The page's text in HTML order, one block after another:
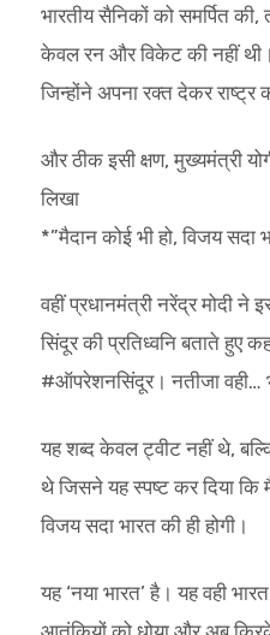
भारतीय सैनिकों को समर्पित की,
केवल रन और विकेट की नहीं
जिन्होंने अपना रक्त देकर राष्ट्र
और ठीक इसी क्षण, मुख्यमंत्री
लिखा
*”मैदान कोई भी हो, विजय सदा
वहीं प्रधानमंत्री नरेंद्र मोदी
सिंदूर की प्रतिध्वनि बताते हुए
#ऑपरेशनसिंदूर। नतीजा वही…
यह शब्द केवल ट्वीट नहीं थे,
थे जिसने यह स्पष्ट कर दिया कि
विजय सदा भारत की ही होगी।
यह ‘नया भारत’ है। यह वही